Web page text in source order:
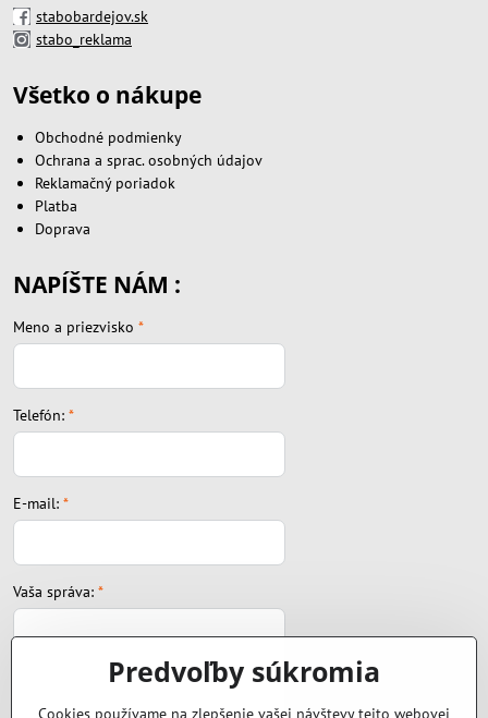
stabobardejov.sk
stabo_reklama
Všetko o nákupe
Obchodné podmienky
Ochrana a sprac. osobných údajov
Reklamačný poriadok
Platba
Doprava
NAPÍŠTE NÁM :
Meno a priezvisko *
Telefón: *
E-mail: *
Vaša správa: *
Predvoľby súkromia
Cookies používame na zlepšenie vašej návštevy tejto webovej